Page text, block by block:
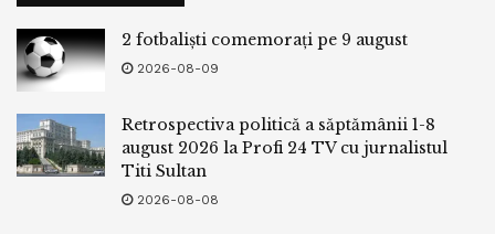
2 fotbaliști comemorați pe 9 august
2026-08-09
Retrospectiva politică a săptămânii 1-8
august 2026 la Profi 24 TV cu jurnalistul
Titi Sultan
2026-08-08